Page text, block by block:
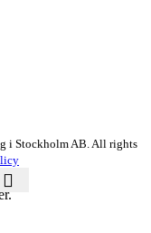
i Stockholm AB. All rights